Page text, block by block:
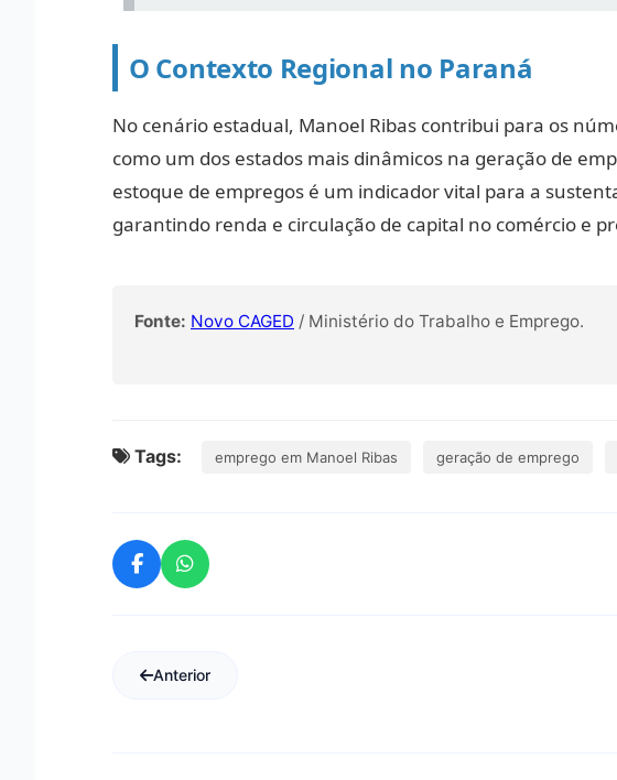
O Contexto Regional no Paraná
No cenário estadual, Manoel Ribas contribui para os
como um dos estados mais dinâmicos na geração de
estoque de empregos é um indicador vital para a
garantindo renda e circulação de capital no comércio e
Fonte: Novo CAGED / Ministério do Trabalho e Emprego.
Tags: emprego em Manoel Ribas geração de emprego
Anterior